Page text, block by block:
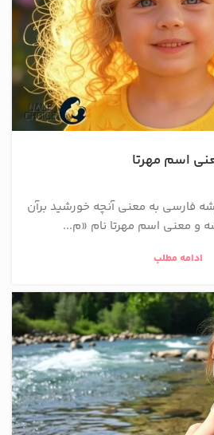
اسم مهرتا
فارسی به معنی آنچه خورشید برآن
و معنی اسم مهرتا نام «م...
ادامه مطلب